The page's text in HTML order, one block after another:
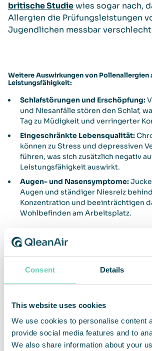
Consent Details
This website uses cookies
We use cookies to personalise content
provide social media features and to
We also share information about your
britische Studiewies sogar nach,
Allergien die Prüfungsleistungen
Jugendlichen messbar
Weitere Auswirkungen von Pollenallergien
Leistungsfähigkeit:
Schlafstörungen und Erschöpfung:
und Niesanfälle stören den Schlaf,
Tag zu Müdigkeit und verringerter
Eingeschränkte Lebensqualität:
können zu Stress und depressiven
führen, was sich zusätzlich negativ
Leistungsfähigkeit auswirkt.
Augen- und Nasensymptome:
Augen und ständiger Niesreiz
Konzentration und beeinträchtigen
Wohlbefinden am Arbeitsplatz.
Was die Luftqualität mit der
Pollen zu tun hat
auf die Pollen – und das gleich auf
Untersuchungen desAllergie-
Charité Berlinhaben ergeben:
zu chemischen Veränderungen in